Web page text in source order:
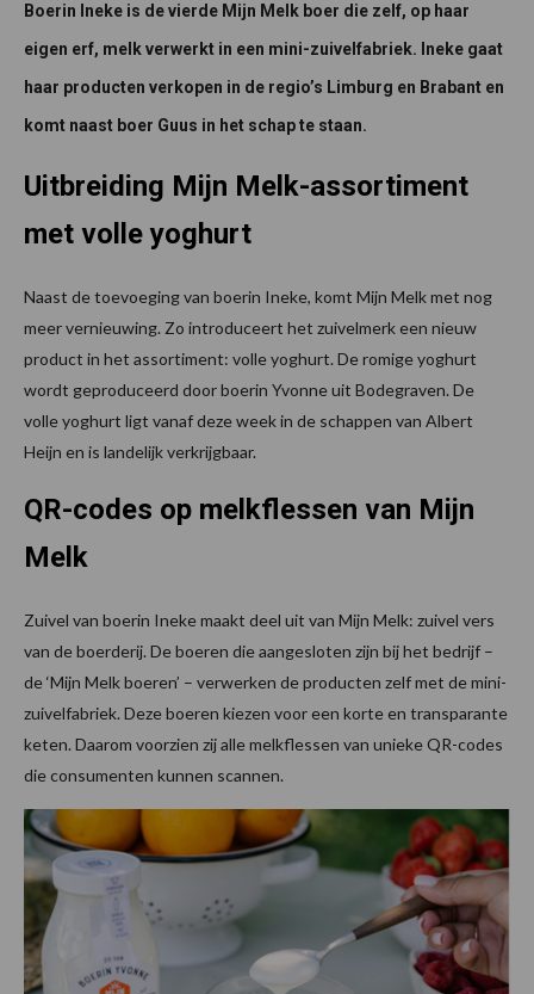
Boerin Ineke is de vierde Mijn Melk boer die zelf, op haar
eigen erf, melk verwerkt in een mini-zuivelfabriek. Ineke gaat
haar producten verkopen in de regio’s Limburg en Brabant en
komt naast boer Guus in het schap te staan.
Uitbreiding Mijn Melk-assortiment
met volle yoghurt
Naast de toevoeging van boerin Ineke, komt Mijn Melk met nog
meer vernieuwing. Zo introduceert het zuivelmerk een nieuw
product in het assortiment: volle yoghurt. De romige yoghurt
wordt geproduceerd door boerin Yvonne uit Bodegraven. De
volle yoghurt ligt vanaf deze week in de schappen van Albert
Heijn en is landelijk verkrijgbaar.
QR-codes op melkflessen van Mijn
Melk
Zuivel van boerin Ineke maakt deel uit van Mijn Melk: zuivel vers
van de boerderij. De boeren die aangesloten zijn bij het bedrijf –
de ‘Mijn Melk boeren’ – verwerken de producten zelf met de mini-
zuivelfabriek. Deze boeren kiezen voor een korte en transparante
keten. Daarom voorzien zij alle melkflessen van unieke QR-codes
die consumenten kunnen scannen.